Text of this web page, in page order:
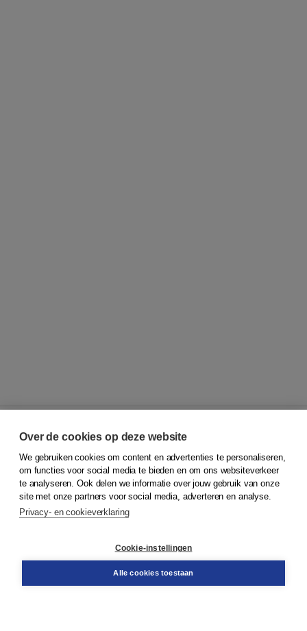
© 2026Koninklijke Boom uitgevers
Klantenservice
Service & informatie
Contact
Over de cookies op deze website
We gebruiken cookies om content en advertenties te personaliseren,
om functies voor social media te bieden en om ons websiteverkeer
te analyseren. Ook delen we informatie over jouw gebruik van onze
site met onze partners voor social media, adverteren en analyse.
Privacy- en cookieverklaring
Cookie-instellingen
Alle cookies toestaan